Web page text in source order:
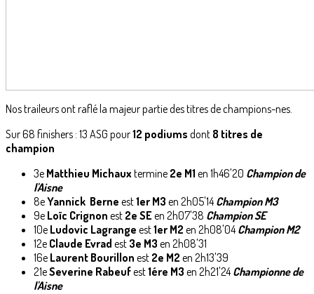
Nos traileurs ont raflé la majeur partie des titres de champions-nes.
Sur 68 finishers : 13 ASG pour12 podiums dont 8 titres de
champion
3e Matthieu Michaux termine 2e M1 en 1h46'20 Champion de
l'Aisne
8eYannick Berne est1er M3 en 2h05'14Champion M3
9e Loïc Crignon est 2e SEen 2h07'38 Champion SE
10e Ludovic Lagrange est1er M2 en 2h08'04Champion M2
12e Claude Evrad est 3e M3 en 2h08'31
16e Laurent Bourillon est 2e M2 en 2h13'39
21eSeverine Rabeufest1ére M3 en 2h21'24Championne de
l'Aisne